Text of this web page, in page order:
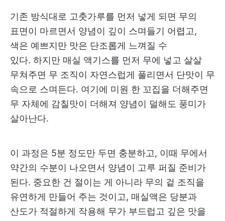
기존 방식대로 고춧가루를 먼저 넣게 되면 무의
표면이 마르면서 양념이 깊이 스며들기 어렵고,
색은 예쁘지만 맛은 단조롭게 느껴질 수
있다. 하지만 매실 액기스를 먼저 무에 넣고 살살
무쳐주면 무 조직이 자연스럽게 풀리면서 단맛이 무
속으로 스며든다. 여기에 미원 한 꼬집을 더해주면
무 자체에 감칠맛이 더해져 양념이 덜해도 풍미가
살아난다.
이 과정은 5분 정도만 두면 충분하고, 이때 무에서
약간의 수분이 나오면서 양념이 고루 퍼질 준비가
된다. 중요한 건 절이는 게 아니라 무의 겉 조직을
유연하게 만들어 주는 것이고, 매실액은 당분과
산도가 적절하게 작용해 무가 부드럽고 깊은 맛을